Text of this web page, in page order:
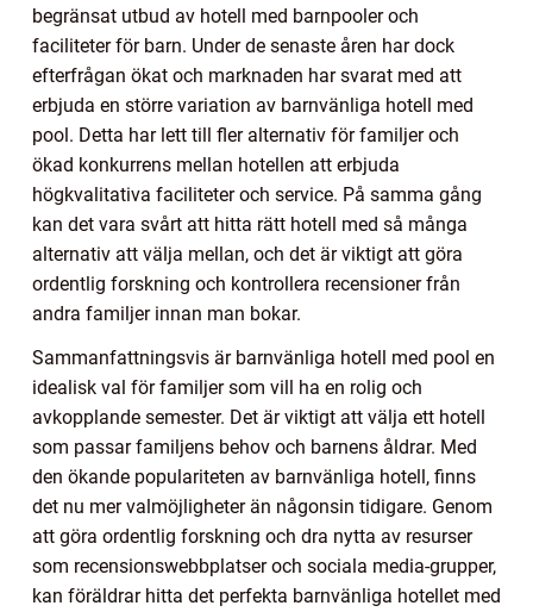
begränsat utbud av hotell med barnpooler och
faciliteter för barn. Under de senaste åren har dock
efterfrågan ökat och marknaden har svarat med att
erbjuda en större variation av barnvänliga hotell med
pool. Detta har lett till fler alternativ för familjer och
ökad konkurrens mellan hotellen att erbjuda
högkvalitativa faciliteter och service. På samma gång
kan det vara svårt att hitta rätt hotell med så många
alternativ att välja mellan, och det är viktigt att göra
ordentlig forskning och kontrollera recensioner från
andra familjer innan man bokar.
Sammanfattningsvis är barnvänliga hotell med pool en
idealisk val för familjer som vill ha en rolig och
avkopplande semester. Det är viktigt att välja ett hotell
som passar familjens behov och barnens åldrar. Med
den ökande populariteten av barnvänliga hotell, finns
det nu mer valmöjligheter än någonsin tidigare. Genom
att göra ordentlig forskning och dra nytta av resurser
som recensionswebbplatser och sociala media-grupper,
kan föräldrar hitta det perfekta barnvänliga hotellet med